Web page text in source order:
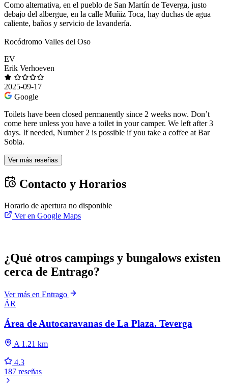
Como alternativa, en el pueblo de San Martín de Teverga, justo
debajo del albergue, en la calle Muñiz Toca, hay duchas de agua
caliente, baños y servicio de lavandería.
Rocódromo Valles del Oso
EV
Erik Verhoeven
2025-09-17
Google
Toilets have been closed permanently since 2 weeks now. Don’t
come here unless you have a toilet in your camper. We left after 3
days. If needed, Number 2 is possible if you take a coffee at Bar
Sobia.
Ver más reseñas
Contacto y Horarios
Horario de apertura no disponible
Ver en Google Maps
¿Qué otros campings y bungalows existen
cerca de Entrago?
Ver más en Entrago
ÁR
Área de Autocaravanas de La Plaza. Teverga
A 1.21 km
4.3
187 reseñas